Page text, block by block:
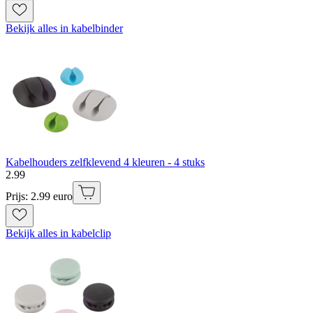
Bekijk alles in kabelbinder
Kabelhouders zelfklevend 4 kleuren - 4 stuks
2.99
Prijs: 2.99 euro
Bekijk alles in kabelclip